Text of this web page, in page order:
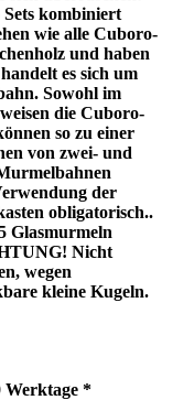
kombiniert
wie alle Cuboro-
und haben
es sich um
Sowohl im
die Cuboro-
so zu einer
von zwei- und
der
obligatorisch..
Glasmurmeln
Nicht
wegen
kleine Kugeln.
Werktage *